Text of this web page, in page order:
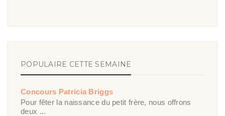
POPULAIRE CETTE SEMAINE
Concours Patricia Briggs
Pour fêter la naissance du petit frère, nous offrons
deux ...